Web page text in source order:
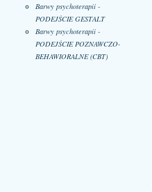
Barwy psychoterapii -
PODEJŚCIE GESTALT
Barwy psychoterapii -
PODEJŚCIE POZNAWCZO-
BEHAWIORALNE (CBT)